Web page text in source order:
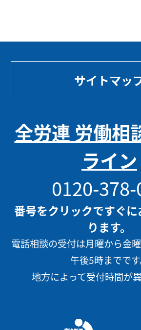
サイトマッ
全労連 労働相
ライン
0120-
番号をクリックですぐ
ります。
電話相談の受付は月曜から金
午後5時までです
地方によって受付時間が異